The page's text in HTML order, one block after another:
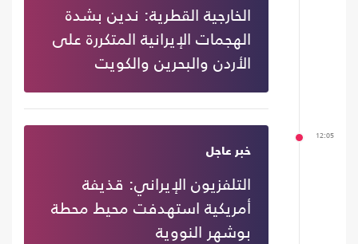
الخارجية القطرية: ندين بشدة
الهجمات الإيرانية المتكررة على
الأردن والبحرين والكويت
12:05
خبر عاجل
التلفزيون الإيراني: قذيفة
أمريكية استهدفت محيط محطة
بوشهر النووية